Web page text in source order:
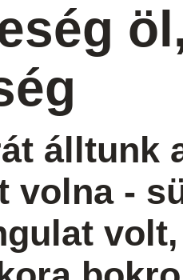
álltunk
volna -